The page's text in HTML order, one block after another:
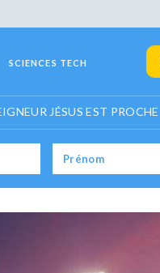
SCIENCES TECH
JÉSUS EST PROCHE